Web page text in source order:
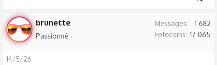
brunette
Passionné
Messages
1 682
Fofocoins 17 065
14/5/26